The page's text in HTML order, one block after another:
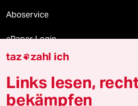
Aboservice
ePaper Login
Downloads für Abonnierende
taz zahl ich
Links lesen,
bekämpfen